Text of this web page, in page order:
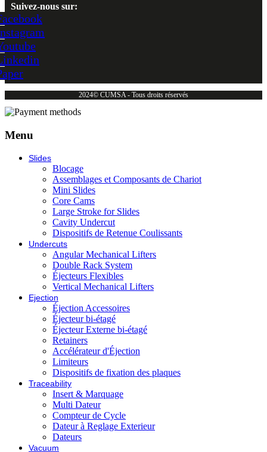
Suivez-nous sur:
2024© CUMSA - Tous droits réservés
Menu
Slides
Blocage
Assemblages et Composants de Chariot
Mini Slides
Core Cams
Large Stroke for Slides
Cavity Undercut
Dispositifs de Retenue Coulissants
Undercuts
Angular Mechanical Lifters
Double Rack System
Éjecteurs Flexibles
Vertical Mechanical Lifters
Ejection
Éjection Accessoires
Éjecteur bi-étagé
Éjecteur Externe bi-étagé
Retainers
Accélérateur d'Éjection
Limiteurs
Dispositifs de fixation des plaques
Traceability
Insert & Marquage
Multi Dateur
Compteur de Cycle
Dateur à Reglage Exterieur
Dateurs
Vacuum